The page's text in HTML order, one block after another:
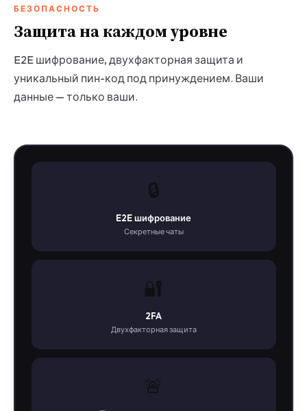
БЕЗОПАСНОСТЬ
Защита на каждом уровне
E2E шифрование, двухфакторная защита и
уникальный пин-код под принуждением. Ваши
данные — только ваши.
🔒
E2E шифрование
Секретные чаты
🔐
2FA
Двухфакторная защита
🚨